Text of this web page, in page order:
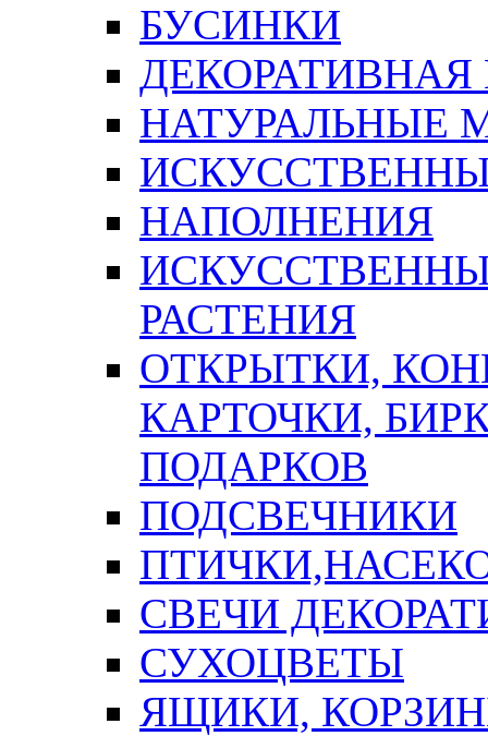
БУСИНКИ
ДЕКОРАТИВНАЯ
НАТУРАЛЬНЫЕ
НАПОЛНЕНИЯ
РАСТЕНИЯ
ОТКРЫТКИ,
КАРТОЧКИ,
ПОДАРКОВ
ПОДСВЕЧНИКИ
СВЕЧИ
СУХОЦВЕТЫ
ЯЩИКИ,